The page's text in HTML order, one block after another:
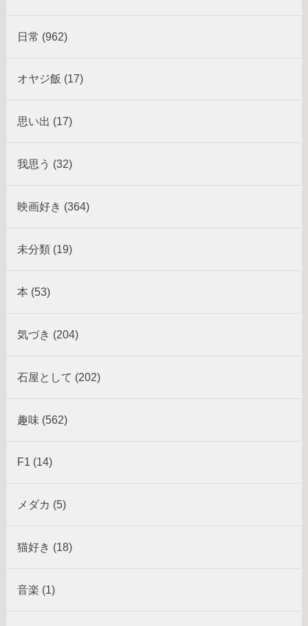
日常 (962)
オヤジ飯 (17)
思い出 (17)
我思う (32)
映画好き (364)
未分類 (19)
本 (53)
気づき (204)
石屋として (202)
趣味 (562)
F1 (14)
メダカ (5)
猫好き (18)
音楽 (1)